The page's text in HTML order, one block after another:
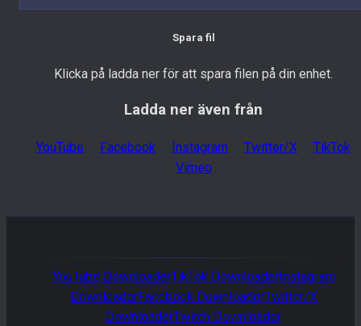
Spara fil
Klicka på ladda ner för att spara filen på din enhet.
Ladda ner även från
YouTube Facebook Instagram Twitter/X
TikTok
Vimeo
YouTube DownloaderTikTokDownloaderInstagram
DownloaderFacebookDownloaderTwitter/X
DownloaderTwitch Downloader